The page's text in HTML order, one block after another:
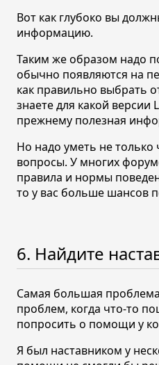
Вот как глубоко вы
информацию.
Таким же образом надо
обычно появляются на
как правильно выбрать
знаете для какой версии
прежнему полезная
Но надо уметь не
вопросы. У многих
правила и нормы
то у вас больше шансов
6. Найдите
Самая большая
проблем, когда что-то
попросить о помощи у
Я был наставником у